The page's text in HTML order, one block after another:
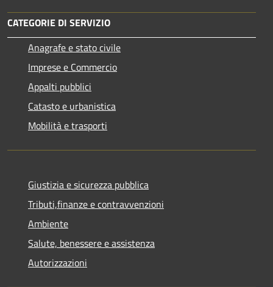
CATEGORIE DI SERVIZIO
Anagrafe e stato civile
Imprese e Commercio
Appalti pubblici
Catasto e urbanistica
Mobilità e trasporti
Giustizia e sicurezza pubblica
Tributi,finanze e contravvenzioni
Ambiente
Salute, benessere e assistenza
Autorizzazioni